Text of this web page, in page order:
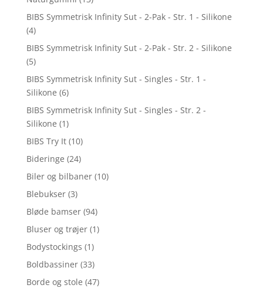
BIBS Symmetrisk Infinity Sut - 2-Pak - Str. 1 - Silikone
(4)
BIBS Symmetrisk Infinity Sut - 2-Pak - Str. 2 - Silikone
(5)
BIBS Symmetrisk Infinity Sut - Singles - Str. 1 -
Silikone (6)
BIBS Symmetrisk Infinity Sut - Singles - Str. 2 -
Silikone (1)
BIBS Try It (10)
Bideringe (24)
Biler og bilbaner (10)
Blebukser (3)
Bløde bamser (94)
Bluser og trøjer (1)
Bodystockings (1)
Boldbassiner (33)
Borde og stole (47)